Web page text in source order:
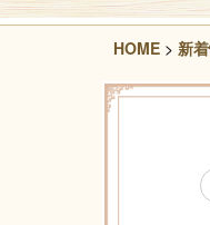
HOME > 新